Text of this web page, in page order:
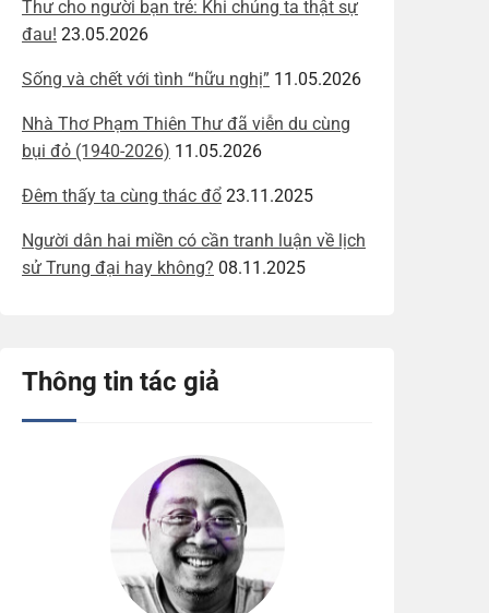
Thư cho người bạn trẻ: Khi chúng ta thật sự
đau! 23.05.2026
Sống và chết với tình “hữu nghị” 11.05.2026
Nhà Thơ Phạm Thiên Thư đã viễn du cùng
bụi đỏ (1940-2026) 11.05.2026
Đêm thấy ta cùng thác đổ 23.11.2025
Người dân hai miền có cần tranh luận về lịch
sử Trung đại hay không? 08.11.2025
Thông tin tác giả